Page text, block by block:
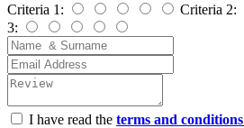
Criteria 1:
Criteria 2:
3:
I have read the terms and conditions